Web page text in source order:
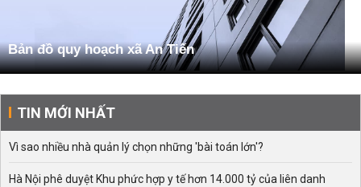
Bản đồ quy hoạch xã An Tiến
TIN MỚI NHẤT
Vì sao nhiều nhà quản lý chọn những 'bài toán lớn'?
Hà Nội phê duyệt Khu phức hợp y tế hơn 14.000 tỷ của liên danh